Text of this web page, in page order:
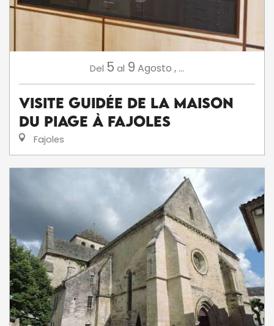
Del 5 al 9 Agosto , ...
Visite Guidée de la Maison
du Piage à Fajoles
Fajoles